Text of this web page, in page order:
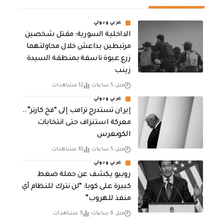
عربي ودولي
الداخلية السورية: مقتل شخصين
مرتبطين بداعش خلال محاولتهما
زرع عبوة ناسفة بمنطقة السيدة
زينب
قبل 5 ساعات 12 مشاهدات
عربي ودولي
إيران تستدرج ترامب إلى “فخ كارتر”..
معركة استنزاف حتى انتخابات
الكونغرس
قبل 5 ساعات 10 مشاهدات
عربي ودولي
روبيو يكشف عن حملة ضغط
كبيرة على كوبا: “لن نترك للنظام أي
منفذ للهروب”
قبل 6 ساعات 9 مشاهدات